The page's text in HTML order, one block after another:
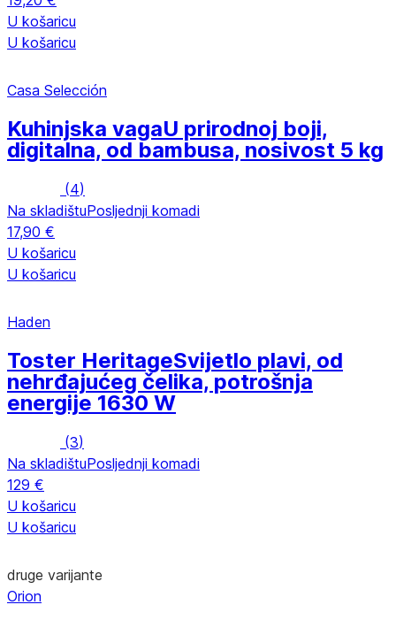
U košaricu
U košaricu
Casa Selección
Kuhinjska vagaU prirodnoj boji,
digitalna, od bambusa, nosivost 5 kg
(4)
Na skladištuPosljednji komadi
17,90 €
U košaricu
U košaricu
Haden
Toster HeritageSvijetlo plavi, od
nehrđajućeg čelika, potrošnja
energije 1630 W
(3)
Na skladištuPosljednji komadi
129 €
U košaricu
U košaricu
druge varijante
Orion